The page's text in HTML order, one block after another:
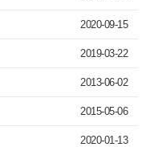
2020-09-15
2019-03-22
2013-06-02
2015-05-06
2020-01-13